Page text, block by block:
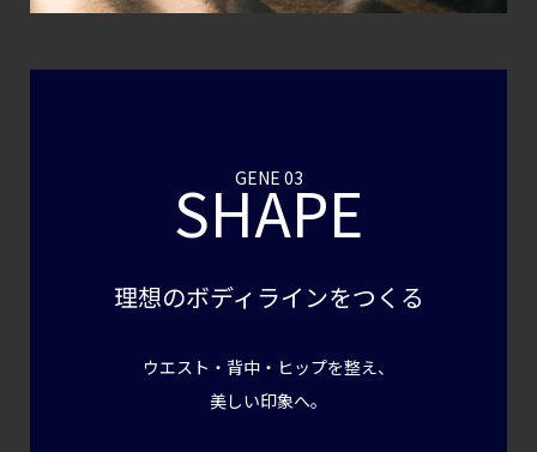
GENE 03
SHAPE
理想のボディラインをつくる
ウエスト・背中・ヒップを整え、
美しい印象へ。